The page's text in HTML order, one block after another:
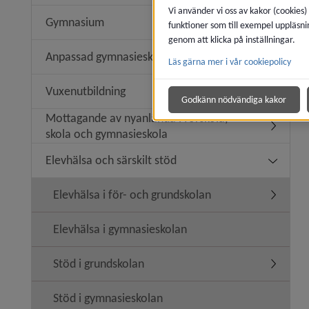
Gymnasium
Anpassad gymnasieskola
Vuxenutbildning
Mottagande av nyanlända i förskola,
skola och gymnasieskola
Elevhälsa och särskilt stöd
Elevhälsa i för- och grundskolan
Elevhälsa i gymnasieskolan
Stöd i grundskolan
Stöd i gymnasieskolan
Vi använder vi oss av kakor
funktioner som till exempel
genom att klicka på inställningar.
Läs gärna mer i vår cookiepolicy
Godkänn nödvändiga kakor